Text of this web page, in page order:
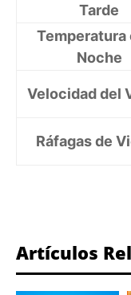
Tarde
Temperatura
Noche
Velocidad del
Ráfagas de
Artículos